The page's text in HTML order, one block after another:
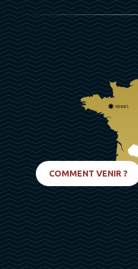
RENNES
COMMENT VENIR ?